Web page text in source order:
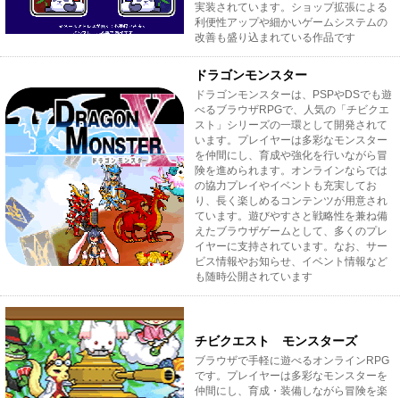
実装されています。ショップ拡張による
利便性アップや細かいゲームシステムの
改善も盛り込まれている作品です
ドラゴンモンスター
ドラゴンモンスターは、PSPやDSでも遊
べるブラウザRPGで、人気の「チビクエ
スト」シリーズの一環として開発されて
います。プレイヤーは多彩なモンスター
を仲間にし、育成や強化を行いながら冒
険を進められます。オンラインならでは
の協力プレイやイベントも充実してお
り、長く楽しめるコンテンツが用意され
ています。遊びやすさと戦略性を兼ね備
えたブラウザゲームとして、多くのプレ
イヤーに支持されています。なお、サー
ビス情報やお知らせ、イベント情報など
も随時公開されています
チビクエスト モンスターズ
ブラウザで手軽に遊べるオンラインRPG
です。プレイヤーは多彩なモンスターを
仲間にし、育成・装備しながら冒険を楽